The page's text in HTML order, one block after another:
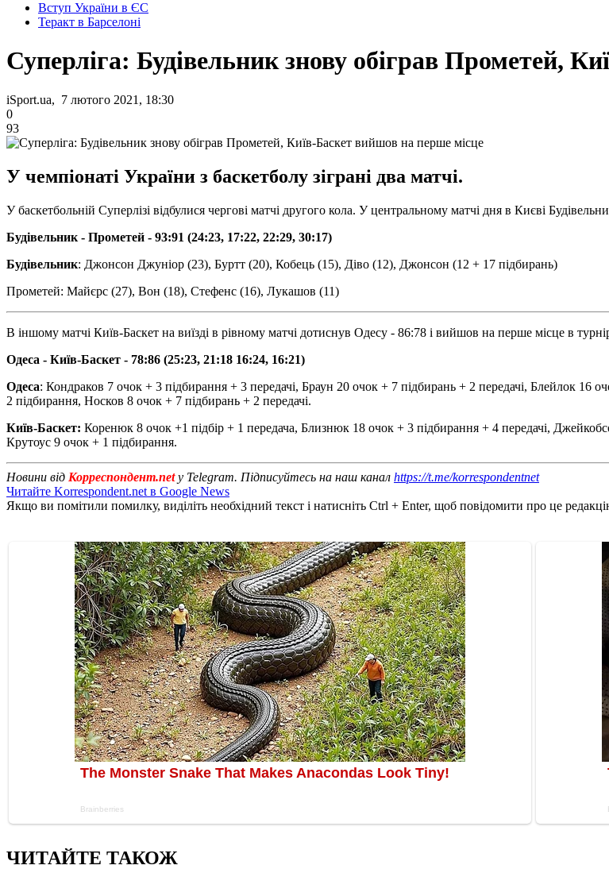
Вступ України в ЄС
Теракт в Барселоні
Суперліга: Будівельник знову обіграв Прометей,
iSport.ua, 7 лютого 2021, 18:30
0
93
У чемпіонаті України з баскетболу зіграні два матчі.
У баскетбольній Суперлізі відбулися чергові матчі другого кола. У центральному матчі дня в Києві
Будівельник - Прометей - 93:91 (24:23, 17:22, 22:29, 30:17)
Будівельник: Джонсон Джуніор (23), Буртт (20), Кобець (15), Діво (12), Джонсон (12 + 17 підбирань)
Прометей: Майєрс (27), Вон (18), Стефенс (16), Лукашов (11)
В іншому матчі Київ-Баскет на виїзді в рівному матчі дотиснув Одесу - 86:78 і вийшов на перше місце в
Одеса - Київ-Баскет - 78:86 (25:23, 21:18 16:24, 16:21)
Одеса: Кондраков 7 очок + 3 підбирання + 3 передачі, Браун 20 очок + 7 підбирань + 2 передачі, Блейлок
2 підбирання, Носков 8 очок + 7 підбирань + 2 передачі.
Київ-Баскет: Коренюк 8 очок +1 підбір + 1 передача, Близнюк 18 очок + 3 підбирання + 4 передачі,
Крутоус 9 очок + 1 підбирання.
Новини від Корреспондент.netу Telegram. Підписуйтесь на наш канал https://t.me/korrespondentnet
Читайте Korrespondent.net в Google News
Якщо ви помітили помилку, виділіть необхідний текст і натисніть Ctrl + Enter, щоб повідомити про це
ЧИТАЙТЕ ТАКОЖ